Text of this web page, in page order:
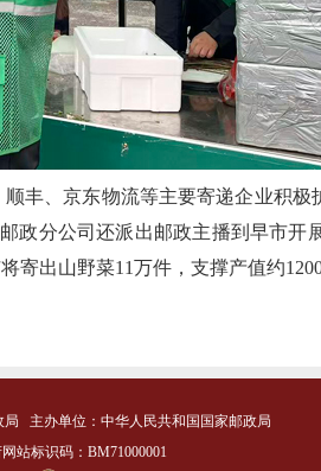
丰、京东物流等主要寄递企业积极
政分公司还派出邮政主播到早市开
出山野菜11万件，支撑产值约1200
局
主办单位：中华人民共和国国家邮政局
站标识码：BM71000001